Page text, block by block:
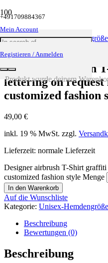
+491709884367
Mein Account
Registieren / Anmelden
Produktwurde deinem
Startseite/Unisex-Hemdengröße
Designer airbrush
lettering on
customized fashion
49,00 €
inkl. 19 % MwSt. zzgl.
Lieferzeit: normale Lieferzeit
Designer airbrush T-Shirt
customized fashion style Menge
In den Warenkorb
Auf die Wunschliste
Kategorie: Unisex-Hemdengröße
Beschreibung
Bewertungen (0)
Beschreibung